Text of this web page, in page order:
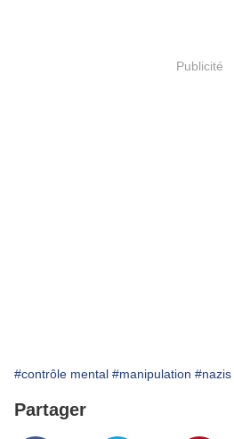
Publicité
#contrôle mental #manipulation #nazis
Partager